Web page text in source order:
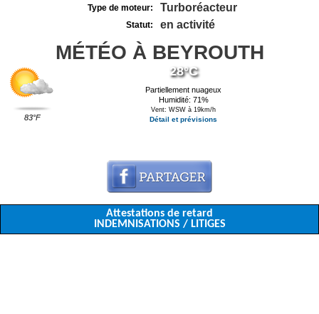
Type de moteur: Turboréacteur
Statut: en activité
MÉTÉO À BEYROUTH
83°F
28°C
Partiellement nuageux
Humidité: 71%
Vent: WSW à 19km/h
Détail et prévisions
Attestations de retard
INDEMNISATIONS / LITIGES